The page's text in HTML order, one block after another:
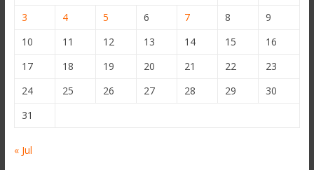
3
4 5 6 7 8
9
10
11 12 13 14 15
16
17
18 19 20 21 22
23
24
25 26 27 28 29
30
31
« Jul